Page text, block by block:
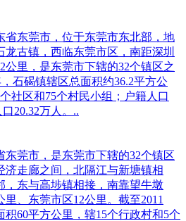
省东莞市，位于东莞市东北部，地
龙古镇，西临东莞市区，南距深圳
公里，是东莞市下辖的32个镇区之
石碣镇辖区总面积约36.2平方公
社区和75个村民小组；户籍人口
20.32万人。..
东莞市，是东莞市下辖的32个镇区
济走廊之间，北隔江与新塘镇相
，东与高埗镇相接，南靠望牛墩
、东莞市区12公里。截至2011
积60平方公里，辖15个行政村和5个